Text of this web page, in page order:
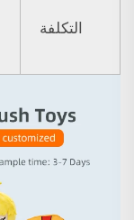
التكلفة